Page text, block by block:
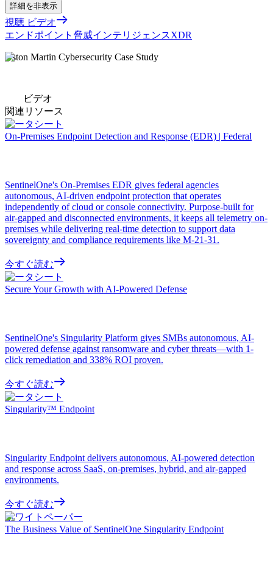
詳細を非表示
視聴 ビデオ
エンドポイント 脅威インテリジェンスXDR
Aston Martin Cybersecurity Case Study
ビデオ
関連リソース
データシート
On-Premises Endpoint Detection and Response (EDR) | Federal
SentinelOne's On-Premises EDR gives federal agencies
autonomous, AI-driven endpoint protection that operates
independently of cloud or console connectivity. Purpose-built for
air-gapped and disconnected environments, it keeps all telemetry on-
premises while delivering real-time detection to support data
sovereignty and compliance requirements like M-21-31.
今すぐ読む
データシート
Secure Your Growth with AI-Powered Defense
SentinelOne's Singularity Platform gives SMBs autonomous, AI-
powered defense against ransomware and cyber threats—with 1-
click remediation and 338% ROI proven.
今すぐ読む
データシート
Singularity™ Endpoint
Singularity Endpoint delivers autonomous, AI-powered detection
and response across SaaS, on-premises, hybrid, and air-gapped
environments.
今すぐ読む
ホワイトペーパー
The Business Value of SentinelOne Singularity Endpoint